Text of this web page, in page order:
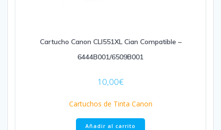
Cartucho Canon CLI551XL Cian Compatible –
6444B001/6509B001
10,00€
Cartuchos de Tinta Canon
Añadir al carrito